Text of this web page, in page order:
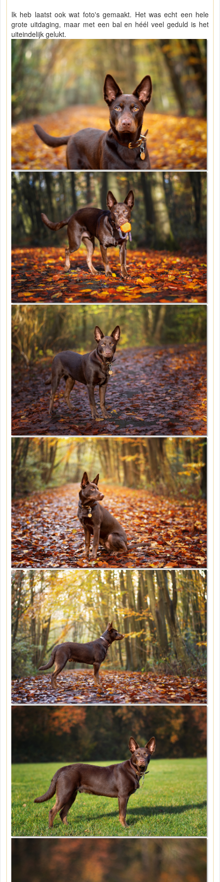
Ik heb laatst ook wat foto's gemaakt. Het was echt een hele
grote uitdaging, maar met een bal en héél veel geduld is het
uiteindelijk gelukt.